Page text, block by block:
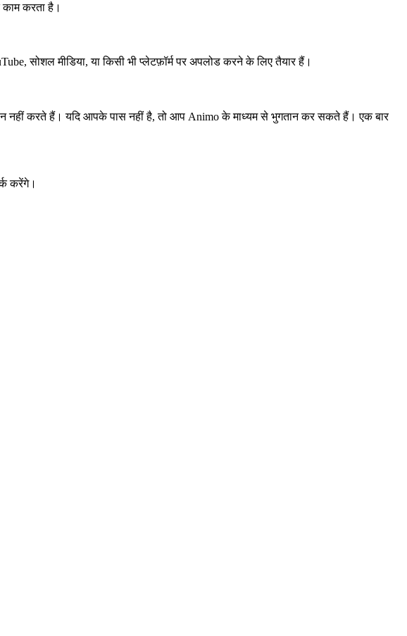
करता है।
सोशल मीडिया, या किसी भी प्लेटफ़ॉर्म पर अपलोड करने के लिए तैयार हैं।
नहीं करते हैं। यदि आपके पास नहीं है, तो आप Animo के माध्यम से भुगतान कर सकते हैं। एक बार
करेंगे।